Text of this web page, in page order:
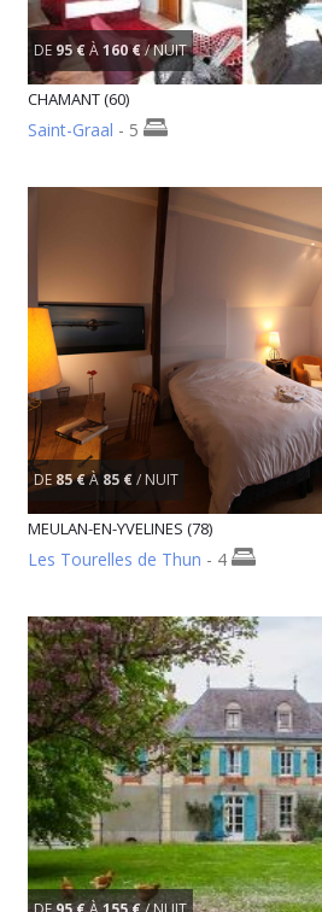
DE 95 €À160 €/ NUIT
CHAMANT (60)
Saint-Graal - 5
DE 85 €À85 €/ NUIT
MEULAN-EN-YVELINES (78)
Les Tourelles de Thun - 4